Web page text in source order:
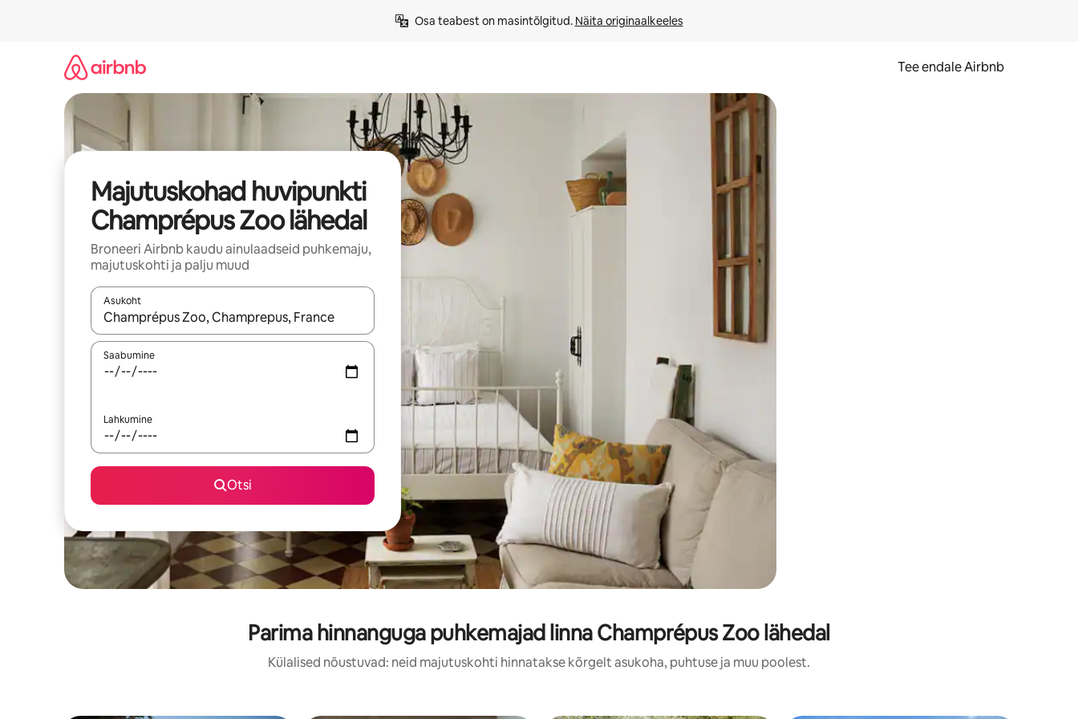
Osa teabest on masintõlgitud. Näita originaalkeeles
Tee endale Airbnb
Majutuskohad huvipunkti
Champrépus Zoo lähedal
Broneeri Airbnb kaudu ainulaadseid puhkemaju,
majutuskohti ja palju muud
Asukoht
Kui tulemused on kuvatud, liigu ekraanil nooleklahvidega või puuduta või tõmba mööda ekraani.
Saabumine
Lahkumine
Otsi
Parima hinnanguga puhkemajad linna Champrépus Zoo lähedal
Külalised nõustuvad: neid majutuskohti hinnatakse kõrgelt asukoha, puhtuse ja muu poolest.